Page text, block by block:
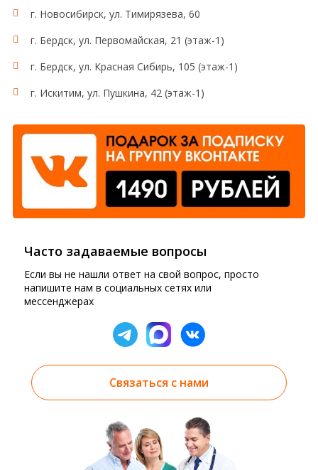
г. Новосибирск, ул. Тимирязева, 60
г. Бердск, ул. Первомайская, 21 (этаж-1)
г. Бердск, ул. Красная Сибирь, 105 (этаж-1)
г. Искитим, ул. Пушкина, 42 (этаж-1)
Часто задаваемые вопросы
Если вы не нашли ответ на свой вопрос, просто
напишите нам в социальных сетях или
мессенджерах
Связаться с нами